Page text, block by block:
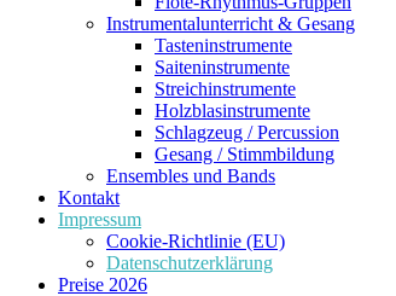
Instrumentalunterricht & Gesang
Tasteninstrumente
Saiteninstrumente
Streichinstrumente
Holzblasinstrumente
Schlagzeug / Percussion
Gesang / Stimmbildung
Ensembles und Bands
Kontakt
Impressum
Cookie-Richtlinie (EU)
Datenschutzerklärung
Preise 2026